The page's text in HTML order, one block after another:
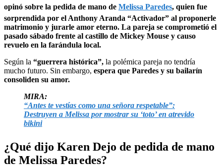
opinó sobre la pedida de mano de Melissa Paredes, quien fue
sorprendida por el Anthony Aranda “Activador” al proponerle
matrimonio y jurarle amor eterno. La pareja se comprometió el
pasado sábado frente al castillo de Mickey Mouse y causo
revuelo en la farándula local.
Según la “guerrera histórica”, la polémica pareja no tendría
mucho futuro. Sin embargo, espera que Paredes y su bailarín
consoliden su amor.
MIRA:
“Antes te vestías como una señora respetable”:
Destruyen a Melissa por mostrar su ‘toto’ en atrevido
bikini
¿Qué dijo Karen Dejo de pedida de mano
de Melissa Paredes?